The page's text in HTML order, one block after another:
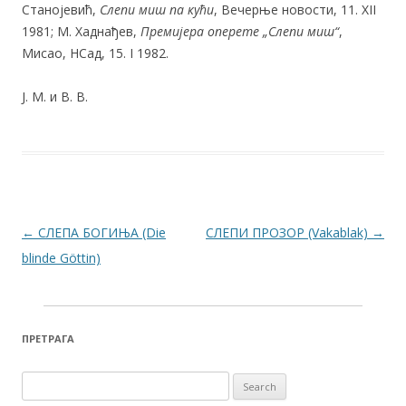
Станојевић, Слепи миш па кући, Вечерње новости, 11. XII
1981; М. Хаднађев, Премијера оперете „Слепи миш“,
Мисао, НСад, 15. I 1982.
Ј. М. и В. В.
Post navigation
← СЛЕПА БОГИЊА (Die
blinde Göttin)
СЛЕПИ ПРОЗОР (Vakablak) →
ПРЕТРАГА